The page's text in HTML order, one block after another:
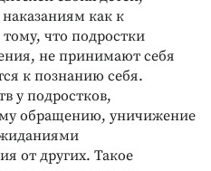
как к
что подростки
не принимают себя
к познанию себя.
у подростков,
обращению, уничижение
от других. Такое